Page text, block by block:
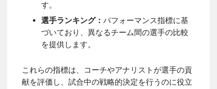
す。
選手ランキング： パフォーマンス指標に基
づいており、異なるチーム間の選手の比較
を提供します。
これらの指標は、コーチやアナリストが選手の貢
献を評価し、試合中の戦略的決定を行うのに役立